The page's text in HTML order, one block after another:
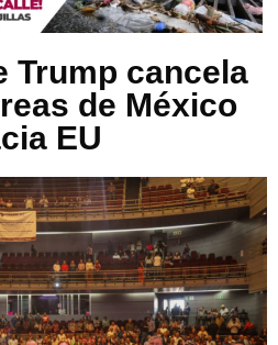
Trump cancela
de México
EU